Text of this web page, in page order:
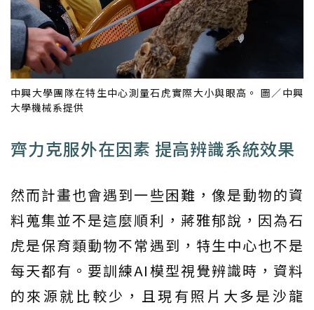
中興大學團隊在特生中心測量石虎實際大小與眼高。 圖／中興
大學機械系提供
齊力克服外在因素 提高辨識系統效果
然而計畫也會遇到一些困難，像是動物的資
料蒐集並不是這麼順利，蔣雅郁說，因為石
虎是保育類動物不常遇到，特生中心也不是
每天都有。要訓練AI模型視覺辨識時，資料
的來源就比較少，且現有照片大多是沙龍